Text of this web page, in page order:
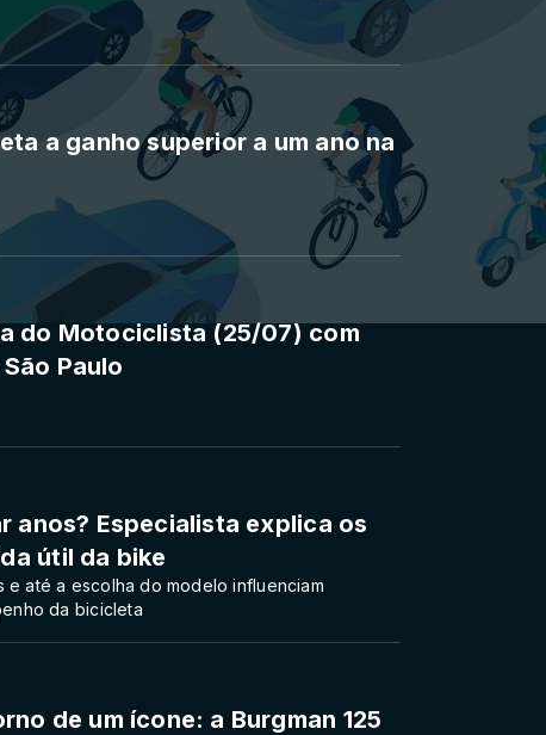
a ganho superior a um ano na
do Motociclista (25/07) com
Paulo
anos? Especialista explica os
útil da bike
até a escolha do modelo influenciam
da bicicleta
de um ícone: a Burgman 125